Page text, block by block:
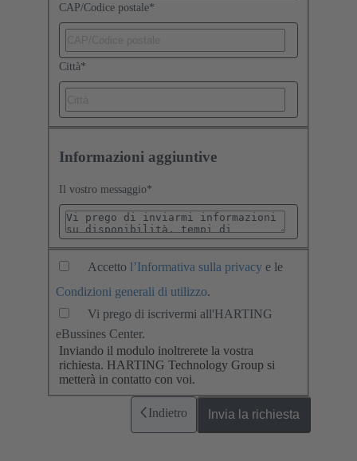
CAP/Codice postale*
Città*
Informazioni aggiuntive
Il vostro messaggio*
Accetto l’Informativa sulla privacy e le
Condizioni generali di utilizzo.
Vi prego di iscrivermi all'HARTING
eBussines Center.
Inviando il modulo inoltrerete la vostra
richiesta. HARTING Technology Group si
metterà in contatto con voi.
Indietro Invia la richiesta